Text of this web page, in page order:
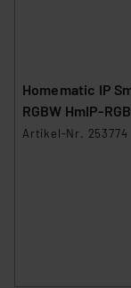
Homematic IP
RGBW HmIP-
Artikel-Nr. 253774